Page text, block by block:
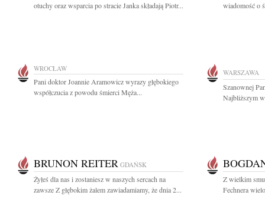
otuchy oraz wsparcia po stracie Janka składają Piotr...
wiadomość o
WROCŁAW
Pani doktor Joannie Aramowicz wyrazy głębokiego
współczucia z powodu śmierci Męża...
WARSZAWA
Szanownej
Najbliższym
BRUNON REITER GDAŃSK
Żyłeś dla nas i zostaniesz w naszych sercach na
zawsze Z głębokim żalem zawiadamiamy, że dnia 2...
Z wielkim
Fechnera